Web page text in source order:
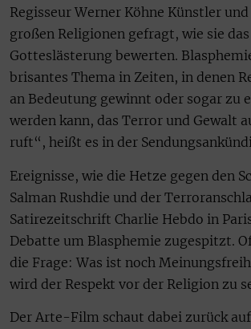
Regisseur Werner Köhne Künstler
großen Religionen gefragt, wie sie
Gotteslästerung bewerten.
brisantes Thema in Zeiten, in denen
an Bedeutung gewinnt oder sogar zu
werden kann, das Terror und Gewalt
ruft“, heißt es in der
Ereignisse, wie die Hetze gegen den
Salman Rushdie und der
Satirezeitschrift Charlie Hebdo in
Debatte um Blasphemie zugespitzt.
die Frage: Was ist noch
wird der Respekt vor der Religion zu
Der Arte-Film schaut dabei zurück